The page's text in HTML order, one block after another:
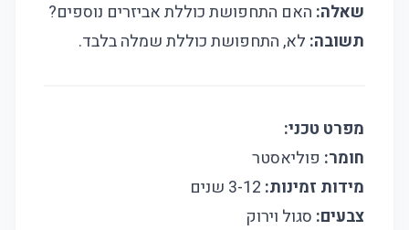
שאלה: האם התחפושת כוללת אביזרים נוספים?
תשובה: לא, התחפושת כוללת שמלה בלבד.
מפרט טכני:
חומר: פוליאסטר
מידות זמינות:
צבעים: סגול וירוק